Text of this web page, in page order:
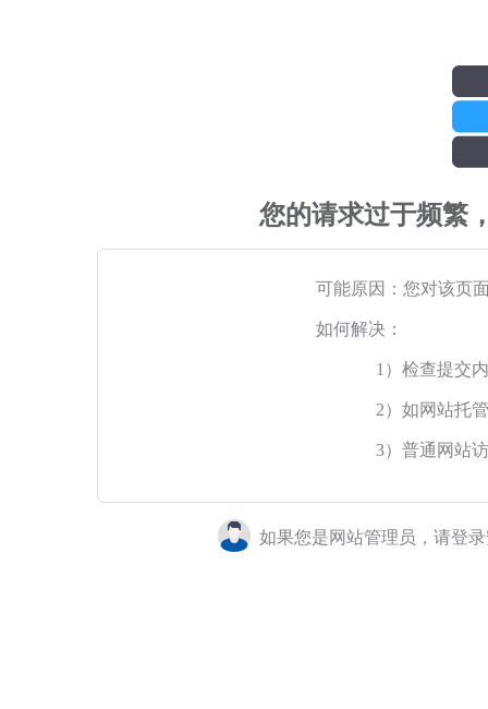
您的请求过于频繁
可能原因：您对该页
如何解决：
1）检查提交
2）如网站托
3）普通网站
如果您是网站管理员，请登